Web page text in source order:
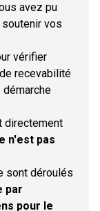
avez pu
vos
vérifier
recevabilité
directement
n'est pas
sont déroulés
par
pour le